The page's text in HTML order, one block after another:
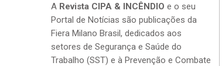
A Revista CIPA & INCÊNDIO e o seu
Portal de Notícias são publicações da
Fiera Milano Brasil, dedicados aos
setores de Segurança e Saúde do
Trabalho (SST) e à Prevenção e Combate